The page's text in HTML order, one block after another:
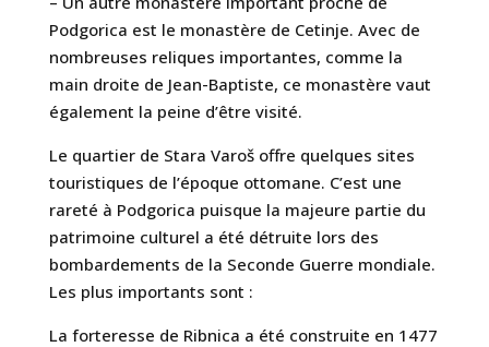
Podgorica est le monastère de Cetinje. Avec de
nombreuses reliques importantes, comme la
main droite de Jean-Baptiste, ce monastère vaut
également la peine d’être visité.
Le quartier de Stara Varoš offre quelques sites
touristiques de l’époque ottomane. C’est une
rareté à Podgorica puisque la majeure partie du
patrimoine culturel a été détruite lors des
bombardements de la Seconde Guerre mondiale.
Les plus importants sont :
La forteresse de Ribnica a été construite en 1477